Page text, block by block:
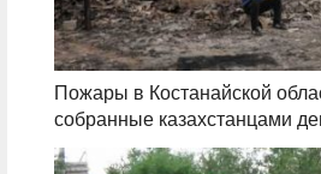
Пожары в Костанайской
собранные казахстанцами